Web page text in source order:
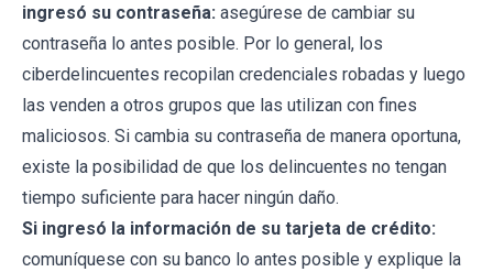
ingresó su contraseña: asegúrese de cambiar su
contraseña lo antes posible. Por lo general, los
ciberdelincuentes recopilan credenciales robadas y luego
las venden a otros grupos que las utilizan con fines
maliciosos. Si cambia su contraseña de manera oportuna,
existe la posibilidad de que los delincuentes no tengan
tiempo suficiente para hacer ningún daño.
Si ingresó la información de su tarjeta de crédito:
comuníquese con su banco lo antes posible y explique la